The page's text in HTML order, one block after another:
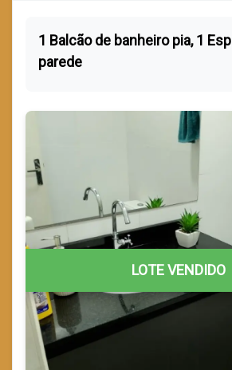
1 Balcão de banheiro pia, 1
parede
LOTE VENDIDO